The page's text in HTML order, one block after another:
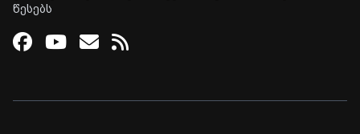
წესებს
Facebook
Youtube
Email
RSS